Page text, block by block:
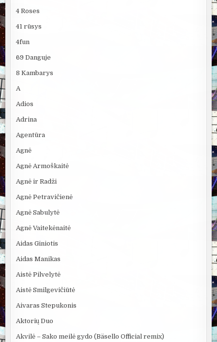
4 Roses
41 rūsys
4fun
69 Danguje
8 Kambarys
A
Adios
Adrina
Agentūra
Agnė
Agnė Armoškaitė
Agnė ir Radži
Agnė Petravičienė
Agnė Sabulytė
Agnė Vaitekėnaitė
Aidas Giniotis
Aidas Manikas
Aistė Pilvelytė
Aistė Smilgevičiūtė
Aivaras Stepukonis
Aktorių Duo
Akvilė – Sako meilė gydo (Bäsello Official remix)